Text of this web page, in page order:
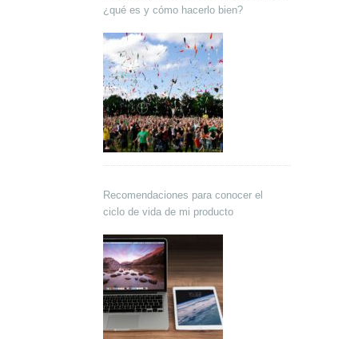
¿qué es y cómo hacerlo bien?
Recomendaciones para conocer el
ciclo de vida de mi producto